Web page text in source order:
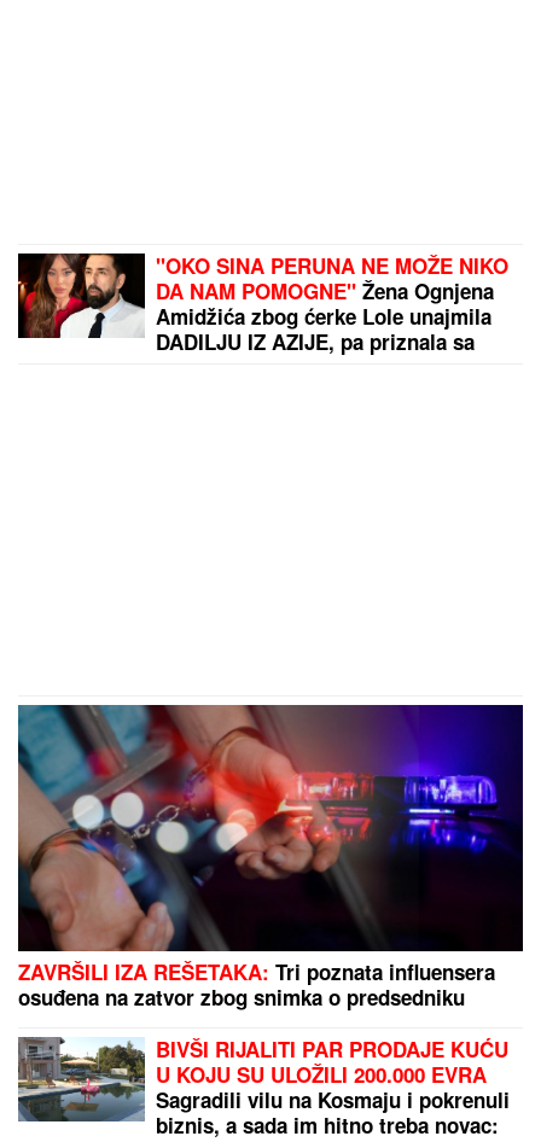
"OKO SINA PERUNA NE MOŽE NIKO
DA NAM POMOGNE" Žena Ognjena
Amidžića zbog ćerke Lole unajmila
DADILJU IZ AZIJE, pa priznala sa
ZAVRŠILI IZA REŠETAKA: Tri poznata influensera
osuđena na zatvor zbog snimka o predsedniku
BIVŠI RIJALITI PAR PRODAJE KUĆU
U KOJU SU ULOŽILI 200.000 EVRA
Sagradili vilu na Kosmaju i pokrenuli
biznis, a sada im hitno treba novac: